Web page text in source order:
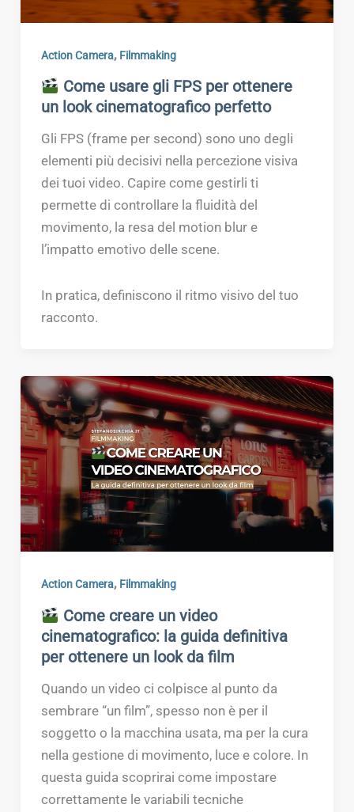
Action Camera, Filmmaking
Come usare gli FPS per ottenere
un look cinematografico perfetto
Gli FPS (frame per second) sono uno degli
elementi più decisivi nella percezione visiva
dei tuoi video. Capire come gestirli ti
permette di controllare la fluidità del
movimento, la resa del motion blur e
l’impatto emotivo delle scene.
In pratica, definiscono il ritmo visivo del tuo
racconto.
Action Camera, Filmmaking
Come creare un video
cinematografico: la guida definitiva
per ottenere un look da film
Quando un video ci colpisce al punto da
sembrare “un film”, spesso non è per il
soggetto o la macchina usata, ma per la cura
nella gestione di movimento, luce e colore. In
questa guida scoprirai come impostare
correttamente le variabili tecniche